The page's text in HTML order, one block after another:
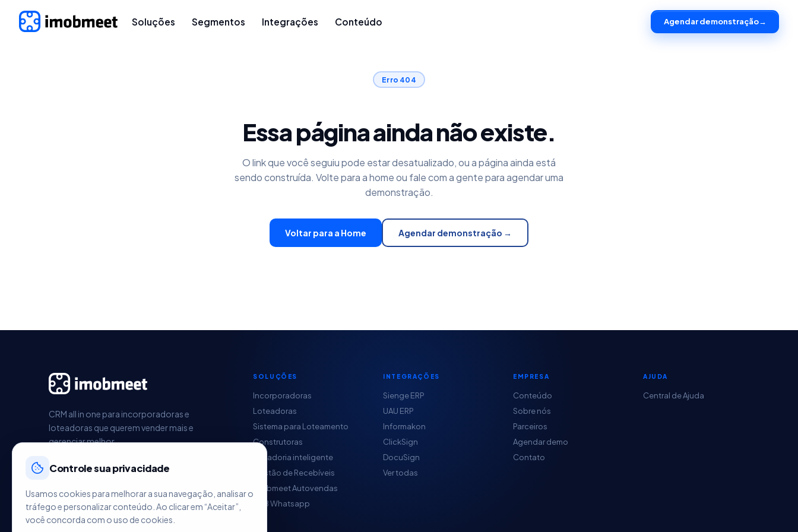
Soluções Segmentos Integrações Conteúdo Agendar demonstração→
Erro 404
Essa página ainda não existe.
O link que você seguiu pode estar desatualizado, ou a página ainda está
sendo construída. Volte para a home ou fale com a gente para agendar uma
demonstração.
Voltar para a Home Agendar demonstração →
CRM all in one para incorporadoras e
loteadoras que querem vender mais e
gerenciar melhor.
SOLUÇÕES
Incorporadoras
Loteadoras
Sistema para Loteamento
Construtoras
Pagadoria inteligente
Gestão de Recebíveis
Imobmeet Autovendas
HUB Whatsapp
INTEGRAÇÕES
Sienge ERP
UAU ERP
Informakon
ClickSign
DocuSign
Ver todas
EMPRESA
Conteúdo
Sobre nós
Parceiros
Agendar demo
Contato
AJUDA
Central de Ajuda
Controle sua privacidade
Usamos cookies para melhorar a sua navegação, analisar o
tráfego e personalizar conteúdo. Ao clicar em “Aceitar”,
você concorda com o uso de cookies.